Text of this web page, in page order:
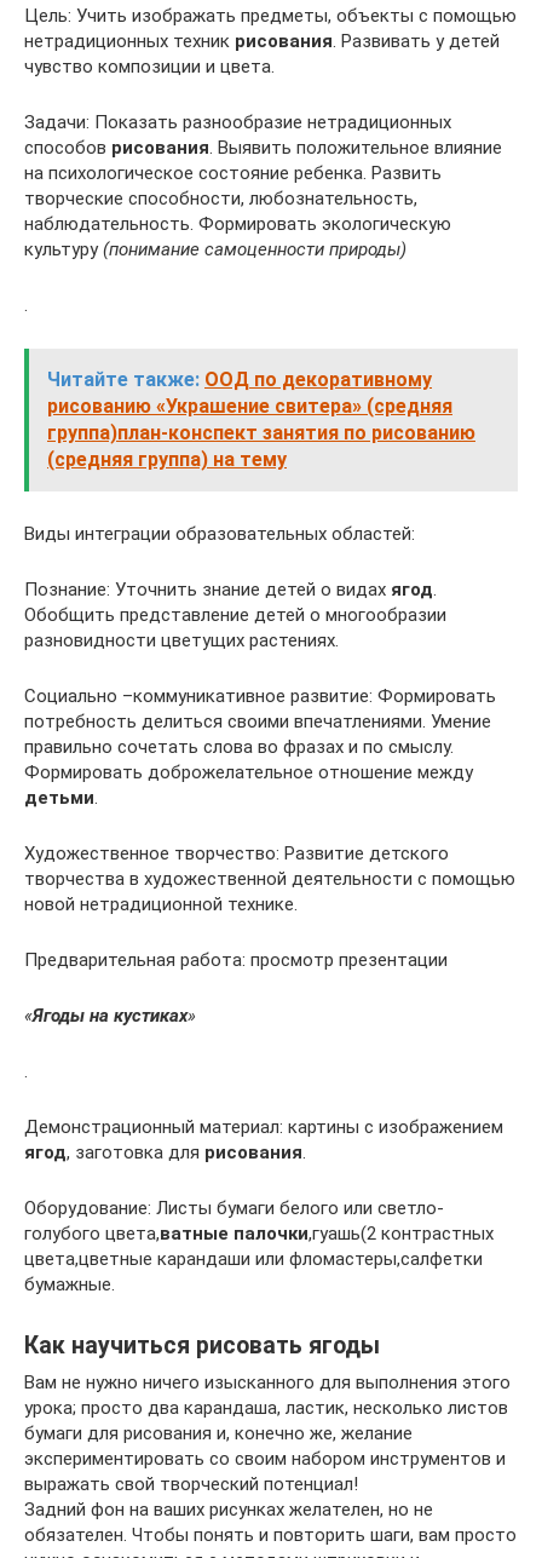
Цель: Учить изображать предметы, объекты с помощью
нетрадиционных техник рисования . Развивать у детей
чувство композиции и цвета.
Задачи: Показать разнообразие нетрадиционных
способов рисования . Выявить положительное влияние
на психологическое состояние ребенка. Развить
творческие способности, любознательность,
наблюдательность. Формировать экологическую
культуру(понимание самоценности природы)
Читайте также: ООД по декоративному
рисованию «Украшение свитера» (средняя
группа)план-конспект занятия по рисованию
(средняя группа) на тему
Виды интеграции образовательных областей:
Познание: Уточнить знание детей о видах ягод
Обобщить представление детей о многообразии
разновидности цветущих растениях.
Социально –коммуникативное развитие: Формировать
потребность делиться своими впечатлениями. Умение
правильно сочетать слова во фразах и по смыслу.
Формировать доброжелательное отношение между
детьми
Художественное творчество: Развитие детского
творчества в художественной деятельности с помощью
новой нетрадиционной технике.
Предварительная работа: просмотр презентации
«Ягоды на кустиках»
Демонстрационный материал: картины с изображением
ягод, заготовка для рисования
Оборудование: Листы бумаги белого или светло-
голубого цвета,ватные палочки,гуашь(2 контрастных
цвета,цветные карандаши или фломастеры,салфетки
бумажные.
Как научиться рисовать ягоды
Вам не нужно ничего изысканного для выполнения этого
урока; просто два карандаша, ластик, несколько листов
бумаги для рисования и, конечно же, желание
экспериментировать со своим набором инструментов и
выражать свой творческий потенциал!
Задний фон на ваших рисунках желателен, но не
обязателен. Чтобы понять и повторить шаги, вам просто